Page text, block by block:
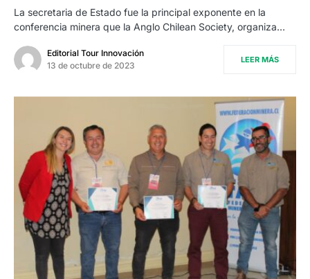
La secretaria de Estado fue la principal exponente en la
conferencia minera que la Anglo Chilean Society, organiza…
Editorial Tour Innovación
13 de octubre de 2023
LEER MÁS